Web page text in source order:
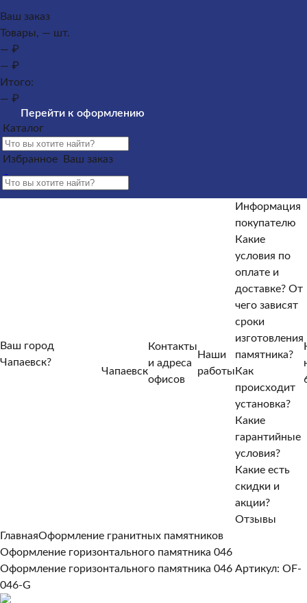
Памятники из гранита
Оформление гранитных памятников
лавочки
Контакты и адреса офисов
покупателю
оплате и доставке?
памятника?Как происходит установка?
гарантийные условия?
Отзывы
От чего зависят
Как происходит
Какие есть
Ваш заказ
Товары, — шт.
— ₽
— ₽
Итого:
— ₽
Перейти к оформлению
Каталог
Избранное Ваш заказ
Ваш город
Чапаевск?
Чапаевск
Контакты
и адреса
офисов
Наши
работы
Информация
покупателю
Какие
условия по
оплате и
доставке? От
чего зависят
сроки
изготовления
памятника?
Как
происходит
установка?
Какие
гарантийные
условия?
Какие есть
скидки и
акции?
Отзывы
ГлавнаяОформление гранитных памятников
Оформление горизонтального памятника 046
Оформление горизонтального памятника 046 Артикул: OF-
046-G